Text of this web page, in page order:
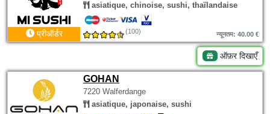
asiatique, chinoise, sushi, thaïlandaise
प्रीऑर्डर (100) न्यूनतम: 40.00 €
ऑफ़र दिखाएँ
GOHAN
7220 Walferdange
asiatique, japonaise, sushi